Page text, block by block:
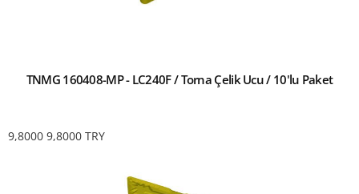
TNMG 160408-MP - LC240F / Torna Çelik Ucu / 10'lu Paket
9,8000 9,8000 TRY